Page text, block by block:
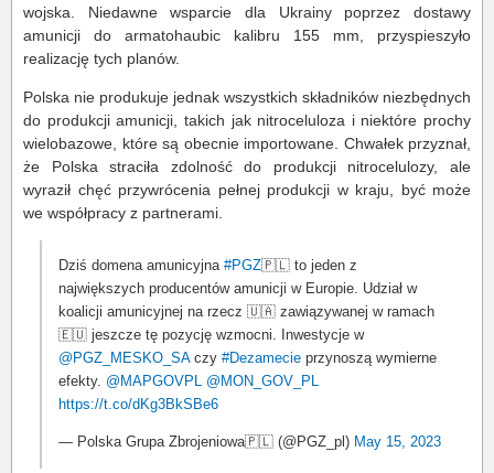
wojska. Niedawne wsparcie dla Ukrainy poprzez dostawy
amunicji do armatohaubic kalibru 155 mm, przyspieszyło
realizację tych planów.
Polska nie produkuje jednak wszystkich składników niezbędnych
do produkcji amunicji, takich jak nitroceluloza i niektóre prochy
wielobazowe, które są obecnie importowane. Chwałek przyznał,
że Polska straciła zdolność do produkcji nitrocelulozy, ale
wyraził chęć przywrócenia pełnej produkcji w kraju, być może
we współpracy z partnerami.
Dziś domena amunicyjna #PGZ🇵🇱 to jeden z
największych producentów amunicji w Europie. Udział w
koalicji amunicyjnej na rzecz 🇺🇦 zawiązywanej w ramach
🇪🇺 jeszcze tę pozycję wzmocni. Inwestycje w
@PGZ_MESKO_SAczy #Dezamecie przynoszą wymierne
efekty. @MAPGOVPL @MON_GOV_PL
https://t.co/dKg3BkSBe6
— Polska Grupa Zbrojeniowa🇵🇱 (@PGZ_pl) May 15, 2023